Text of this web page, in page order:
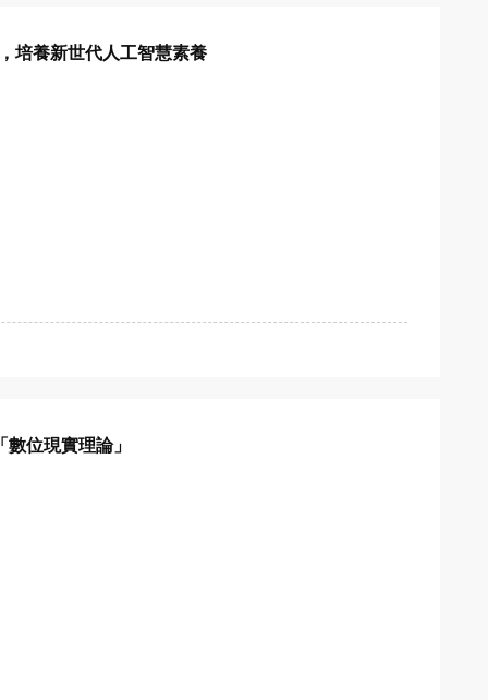
培養新世代人工智慧素養
位現實理論」